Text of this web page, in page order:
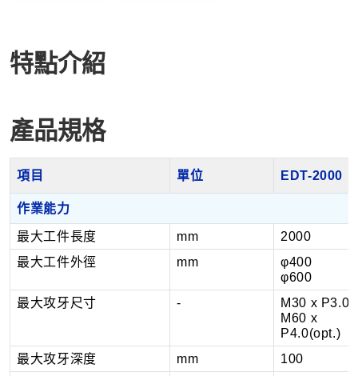
特點介紹
產品規格
項目 單位 EDT-2000
作業能力
最大工件長度 mm
2000
最大工件外徑
mm
φ400
φ600
最大攻牙尺寸
-
M30 x P3.0 /
M60 x
P4.0(opt.)
最大攻牙深度
mm
100